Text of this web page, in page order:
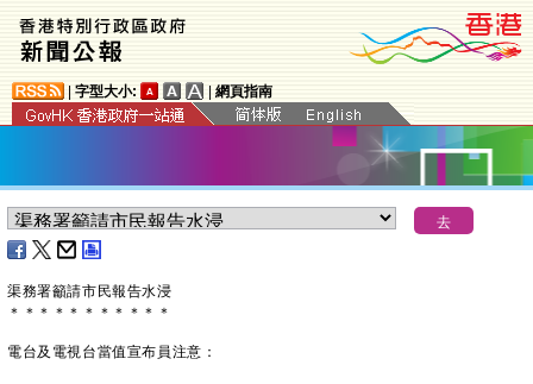
字型大小: 網頁指南
渠務署籲請市民報告水浸
＊ ＊ ＊ ＊ ＊ ＊ ＊ ＊ ＊ ＊ ＊
電台及電視台當值宣布員注意：